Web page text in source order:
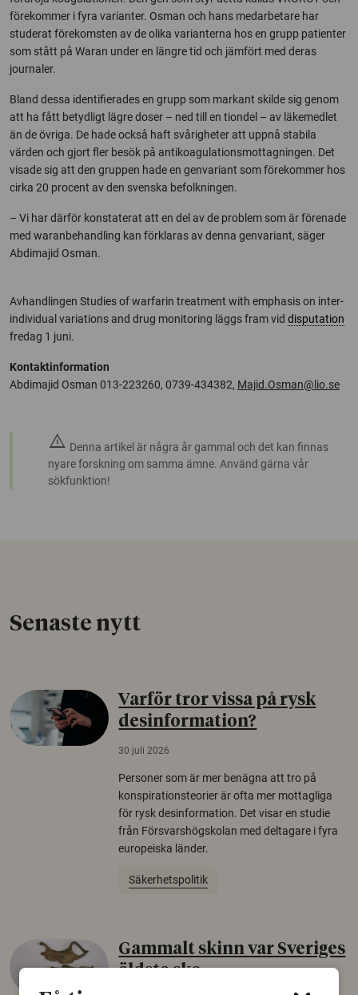
förekommer i fyra varianter. Osman och hans medarbetare har
studerat förekomsten av de olika varianterna hos en grupp patienter
som stått på Waran under en längre tid och jämfört med deras
journaler.
Bland dessa identifierades en grupp som markant skilde sig genom
att ha fått betydligt lägre doser – ned till en tiondel – av läkemedlet
än de övriga. De hade också haft svårigheter att uppnå stabila
värden och gjort fler besök på antikoagulationsmottagningen. Det
visade sig att den gruppen hade en genvariant som förekommer hos
cirka 20 procent av den svenska befolkningen.
– Vi har därför konstaterat att en del av de problem som är förenade
med waranbehandling kan förklaras av denna genvariant, säger
Abdimajid Osman.
Avhandlingen Studies of warfarin treatment with emphasis on inter-
individual variations and drug monitoring läggs fram vid disputation
fredag 1 juni.
Kontaktinformation
Abdimajid Osman 013-223260, 0739-434382, Majid.Osman@lio.se
warning Denna artikel är några år gammal och det kan finnas
nyare forskning om samma ämne. Använd gärna vår
sökfunktion!
Senaste nytt
Varför tror vissa på rysk
desinformation?
30 juli 2026
Personer som är mer benägna att tro på
konspirationsteorier är ofta mer mottagliga
för rysk desinformation. Det visar en studie
från Försvarshögskolan med deltagare i fyra
europeiska länder.
Säkerhetspolitik
Gammalt skinn var Sveriges
äldsta sko